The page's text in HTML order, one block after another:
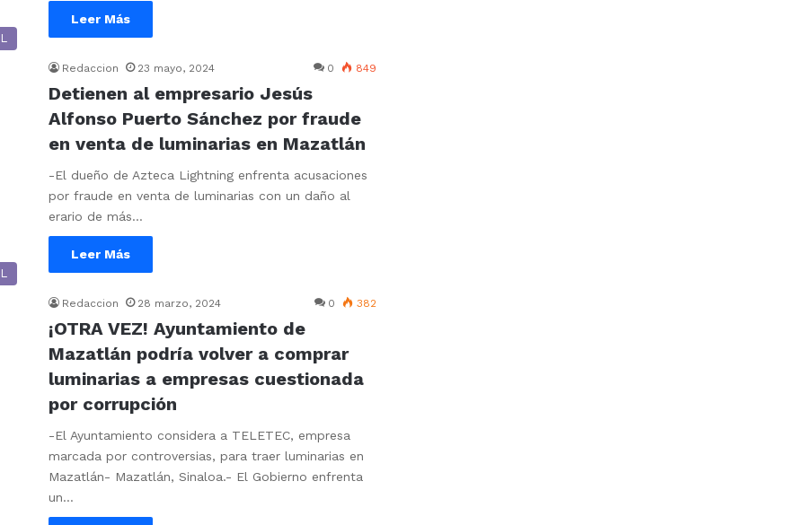
Leer Más
Redaccion 23 mayo, 2024 0 849
Detienen al empresario Jesús
Alfonso Puerto Sánchez por fraude
en venta de luminarias en Mazatlán
-El dueño de Azteca Lightning enfrenta acusaciones
por fraude en venta de luminarias con un daño al
erario de más…
Leer Más
Redaccion 28 marzo, 2024 0 382
¡OTRA VEZ! Ayuntamiento de
Mazatlán podría volver a comprar
luminarias a empresas cuestionada
por corrupción
-El Ayuntamiento considera a TELETEC, empresa
marcada por controversias, para traer luminarias en
Mazatlán- Mazatlán, Sinaloa.- El Gobierno enfrenta
un…